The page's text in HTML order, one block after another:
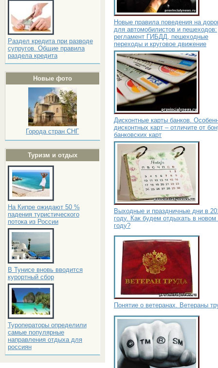
Раздел кредита при разводе
супругов. Общие правила
раздела кредита
Новые фото
Города стран СНГ
Туризм и отдых
На Кипре ожидают 50 %
падения туристического
потока из России
В Тунисе вновь вводится
курортный сбор
Туроператоры определили
самые популярные
направления отдыха для
россиян
Новые правила поведения на
для автомобилистов и пешеходов:
регламент ГИБДД, пешеходные
переходы и круговое движение
Дисконтные карты банков.
дисконтных карт – отличите от
банковских карт
Выходные и праздничные дни в
году. Как будем отдыхать в новом
году?
Понятие о ветеранах. Ветераны